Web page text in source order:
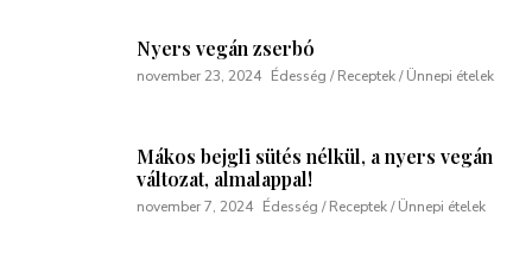
Nyers vegán zserbó
november 23, 2024 Édesség / Receptek / Ünnepi ételek
Mákos bejgli sütés nélkül, a nyers vegán
változat, almalappal!
november 7, 2024 Édesség / Receptek / Ünnepi ételek